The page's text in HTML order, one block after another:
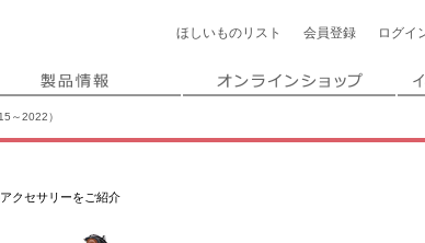
ほしいもの リスト 会員登録 ログイ
～2022）
クセサリーをご紹介